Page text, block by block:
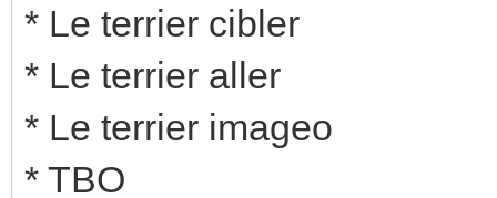
* Le terrier cibler
* Le terrier aller
* Le terrier imageo
* TBO